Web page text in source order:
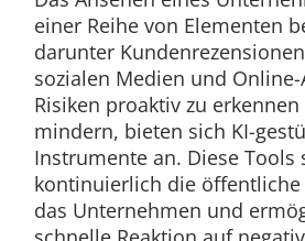
einer Reihe von Elementen
darunter
sozialen Medien und
Risiken proaktiv zu
mindern, bieten sich KI-
Instrumente an. Diese Tools
kontinuierlich die
das Unternehmen und